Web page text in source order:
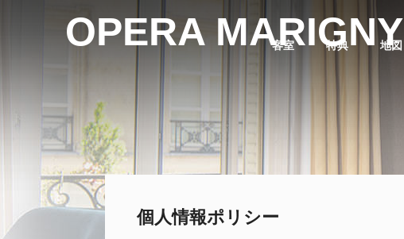
OPERA MARIGNY
客室 特典 地図
個人情報ポリシー